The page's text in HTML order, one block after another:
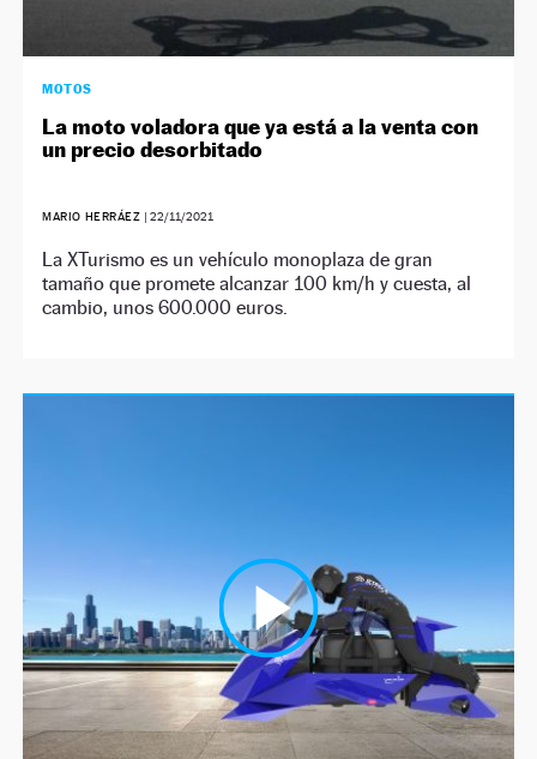
MOTOS
La moto voladora que ya está a la venta con
un precio desorbitado
MARIO HERRÁEZ | 22/11/2021
La XTurismo es un vehículo monoplaza de gran
tamaño que promete alcanzar 100 km/h y cuesta, al
cambio, unos 600.000 euros.